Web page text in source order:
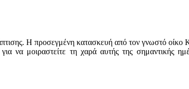
Η προσεγμένη κατασκευή από τον γνωστό οίκο
να μοιραστείτε τη χαρά αυτής της σημαντικής